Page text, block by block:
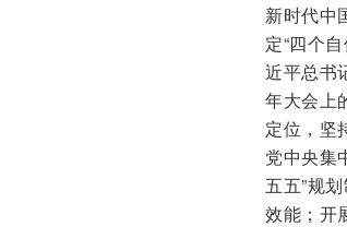
新时代中
定“四个
近平总书
年大会上
定位，坚
党中央集
五五”规
效能；开